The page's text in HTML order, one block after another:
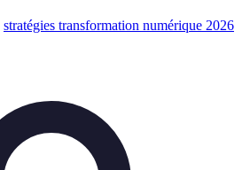
stratégies transformation numérique 2026